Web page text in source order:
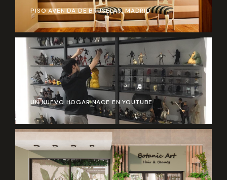
PISO AVENIDA DE BRUSELAS, MADRID
UN NUEVO HOGAR NACE EN YOUTUBE